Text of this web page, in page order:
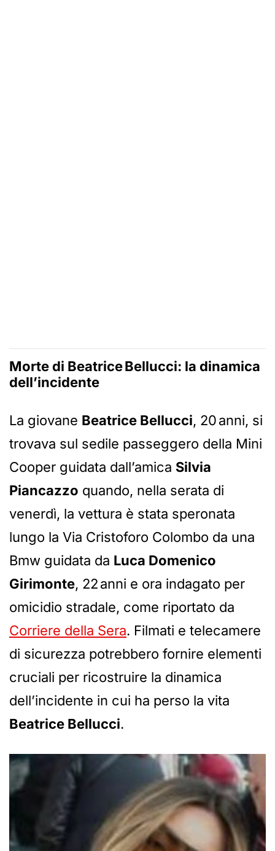
Morte di Beatrice Bellucci: la dinamica
dell’incidente
La giovane Beatrice Bellucci, 20 anni, si
trovava sul sedile passeggero della Mini
Cooper guidata dall’amica Silvia
Piancazzo quando, nella serata di
venerdì, la vettura è stata speronata
lungo la Via Cristoforo Colombo da una
Bmw guidata da Luca Domenico
Girimonte, 22 anni e ora indagato per
omicidio stradale, come riportato da
Corriere della Sera. Filmati e telecamere
di sicurezza potrebbero fornire elementi
cruciali per ricostruire la dinamica
dell’incidente in cui ha perso la vita
Beatrice Bellucci.